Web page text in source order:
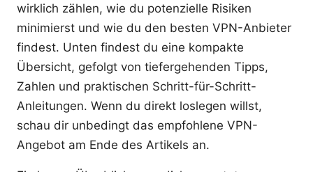
wirklich zählen, wie du potenzielle Risiken
minimierst und wie du den besten VPN-Anbieter
findest. Unten findest du eine kompakte
Übersicht, gefolgt von tiefergehenden Tipps,
Zahlen und praktischen Schritt-für-Schritt-
Anleitungen. Wenn du direkt loslegen willst,
schau dir unbedingt das empfohlene VPN-
Angebot am Ende des Artikels an.